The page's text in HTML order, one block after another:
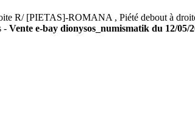
[PIETAS]-ROMANA , Piété debout à droite
- Vente e-bay dionysos_numismatik du 12/